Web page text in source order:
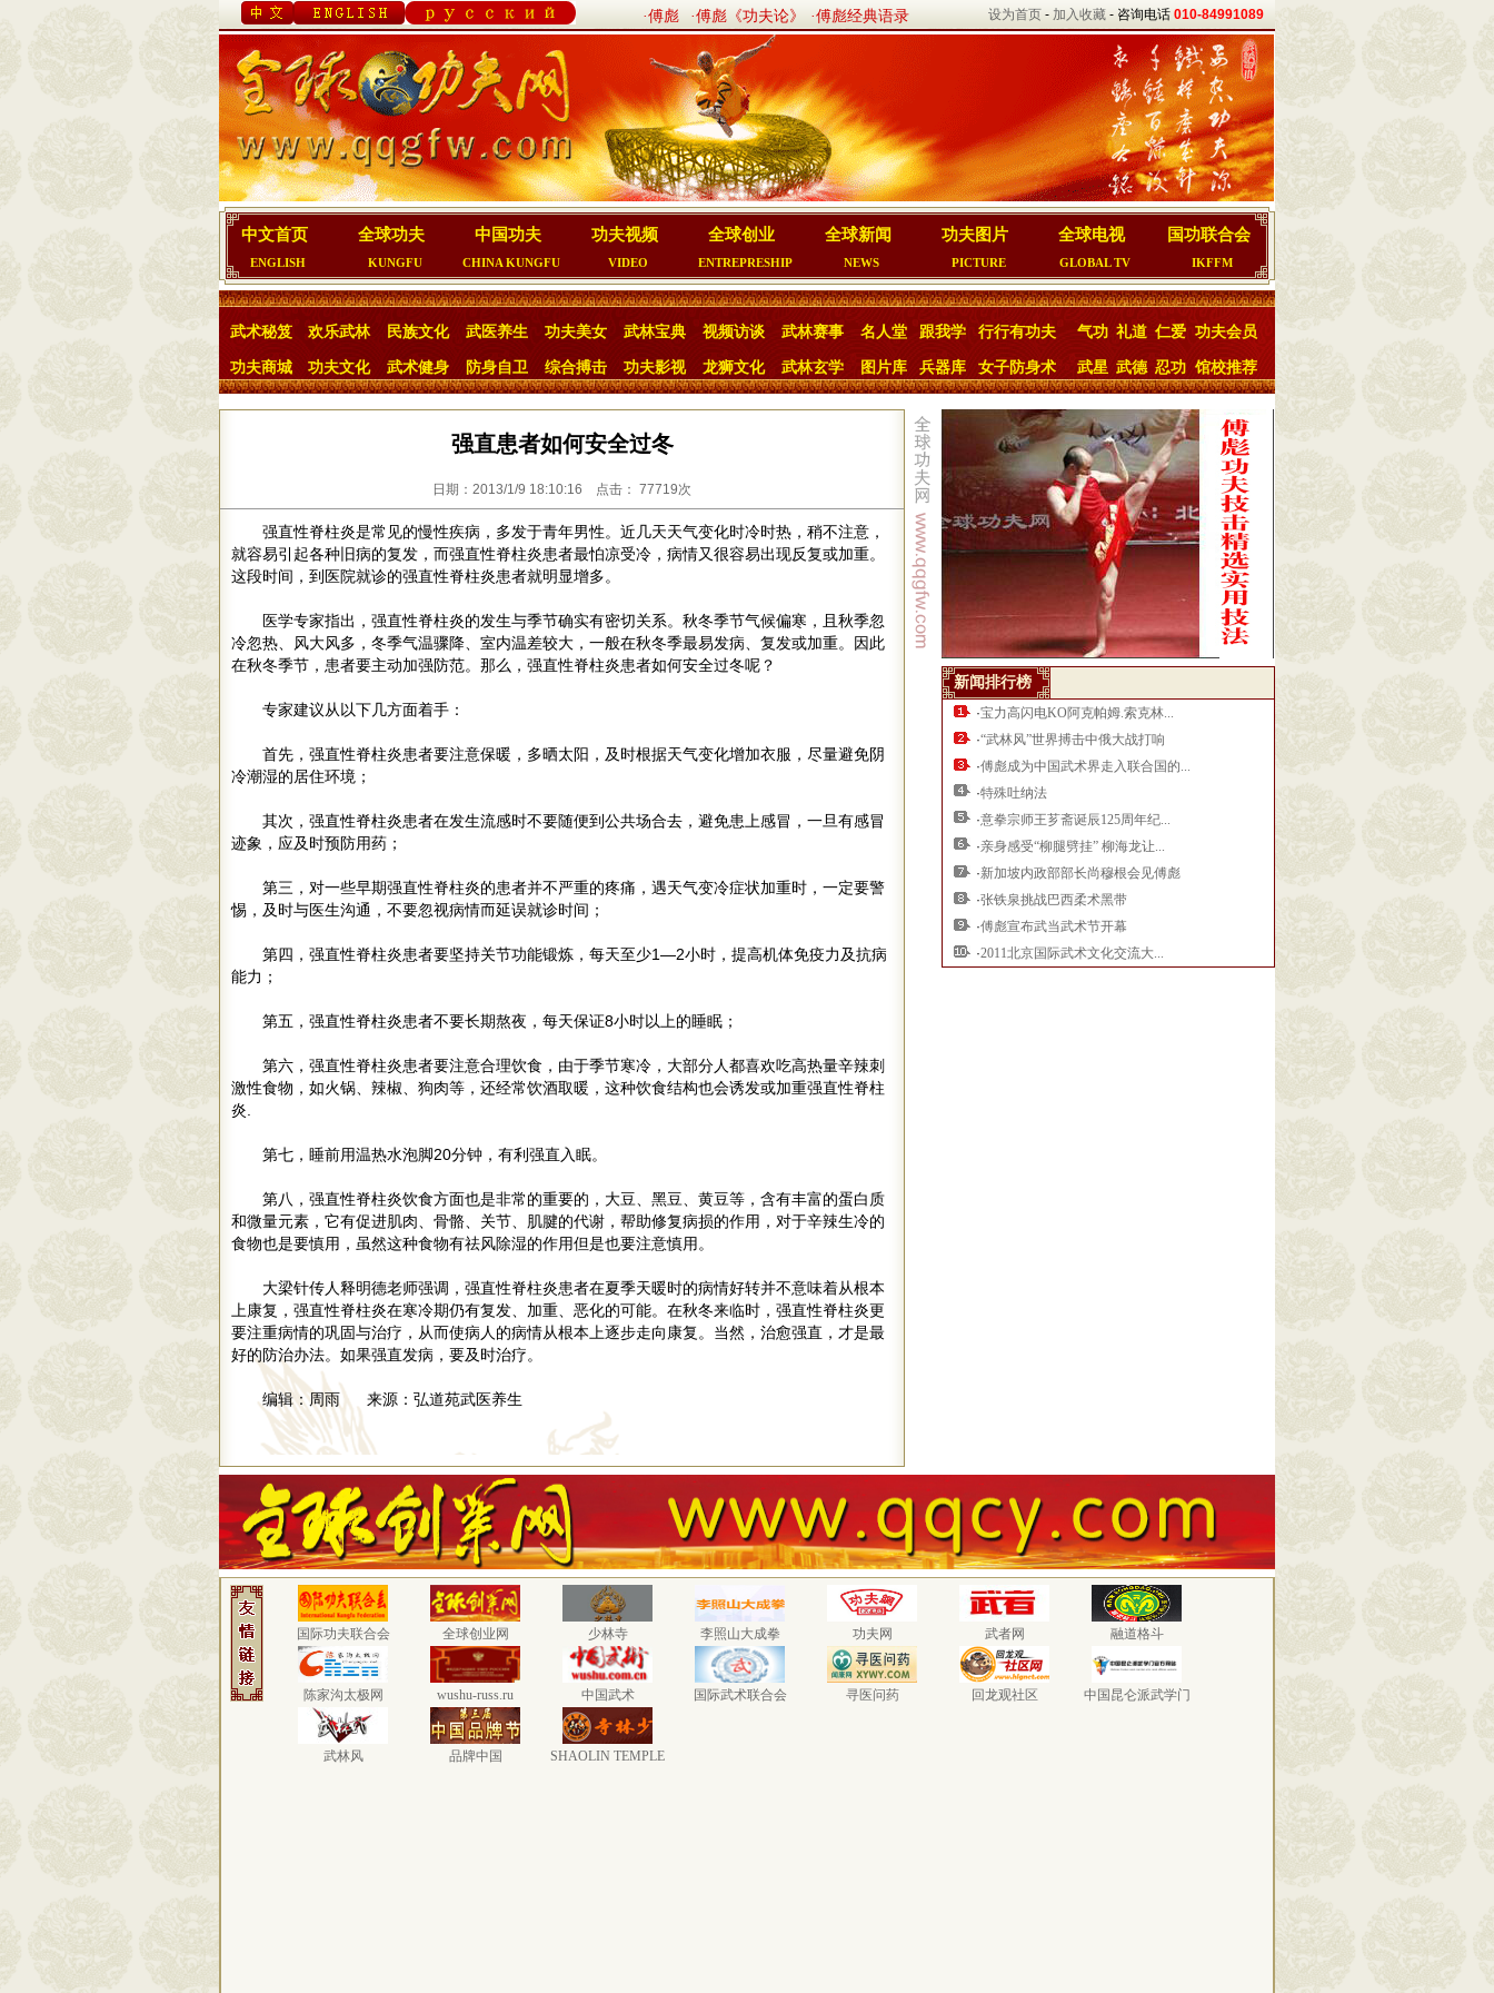
·傅彪 ·傅彪《功夫论》 ·傅彪经典语录 设为首页 - 加入收藏 - 咨询电话 010-84991089
中文首页
ENGLISH
全球功夫
KUNGFU
中国功夫
CHINA KUNGFU
功夫视频
VIDEO
全球创业
ENTREPRESHIP
全球新闻
NEWS
功夫图片
PICTURE
全球电视
GLOBAL TV
国功联合会
IKFFM
武术秘笈 欢乐武林 民族文化 武医养生 功夫美女 武林宝典 视频访谈 武林赛事 名人堂 跟我学 行行有功夫 气功 礼道 仁爱 功夫会员
功夫商城 功夫文化 武术健身 防身自卫 综合搏击 功夫影视 龙狮文化 武林玄学 图片库 兵器库 女子防身术 武星 武德 忍功 馆校推荐
强直患者如何安全过冬
日期：2013/1/9 18:10:16 点击： 77719次
强直性脊柱炎是常见的慢性疾病，多发于青年男性。近几天天气变化时冷时热，稍不注意，
就容易引起各种旧病的复发，而强直性脊柱炎患者最怕凉受冷，病情又很容易出现反复或加重。
这段时间，到医院就诊的强直性脊柱炎患者就明显增多。
医学专家指出，强直性脊柱炎的发生与季节确实有密切关系。秋冬季节气候偏寒，且秋季忽
冷忽热、风大风多，冬季气温骤降、室内温差较大，一般在秋冬季最易发病、复发或加重。因此
在秋冬季节，患者要主动加强防范。那么，强直性脊柱炎患者如何安全过冬呢？
专家建议从以下几方面着手：
首先，强直性脊柱炎患者要注意保暖，多晒太阳，及时根据天气变化增加衣服，尽量避免阴
冷潮湿的居住环境；
其次，强直性脊柱炎患者在发生流感时不要随便到公共场合去，避免患上感冒，一旦有感冒
迹象，应及时预防用药；
第三，对一些早期强直性脊柱炎的患者并不严重的疼痛，遇天气变冷症状加重时，一定要警
惕，及时与医生沟通，不要忽视病情而延误就诊时间；
第四，强直性脊柱炎患者要坚持关节功能锻炼，每天至少1—2小时，提高机体免疫力及抗病
能力；
第五，强直性脊柱炎患者不要长期熬夜，每天保证8小时以上的睡眠；
第六，强直性脊柱炎患者要注意合理饮食，由于季节寒冷，大部分人都喜欢吃高热量辛辣刺
激性食物，如火锅、辣椒、狗肉等，还经常饮酒取暖，这种饮食结构也会诱发或加重强直性脊柱
炎.
第七，睡前用温热水泡脚20分钟，有利强直入眠。
第八，强直性脊柱炎饮食方面也是非常的重要的，大豆、黑豆、黄豆等，含有丰富的蛋白质
和微量元素，它有促进肌肉、骨骼、关节、肌腱的代谢，帮助修复病损的作用，对于辛辣生冷的
食物也是要慎用，虽然这种食物有祛风除湿的作用但是也要注意慎用。
大梁针传人释明德老师强调，强直性脊柱炎患者在夏季天暖时的病情好转并不意味着从根本
上康复，强直性脊柱炎在寒冷期仍有复发、加重、恶化的可能。在秋冬来临时，强直性脊柱炎更
要注重病情的巩固与治疗，从而使病人的病情从根本上逐步走向康复。当然，治愈强直，才是最
好的防治办法。如果强直发病，要及时治疗。
编辑：周雨 来源：弘道苑武医养生
新闻排行榜
·宝力高闪电KO阿克帕姆.索克林...
·“武林风”世界搏击中俄大战打响
·傅彪成为中国武术界走入联合国的...
·特殊吐纳法
·意拳宗师王芗斋诞辰125周年纪...
·亲身感受“柳腿劈挂” 柳海龙让...
·新加坡内政部部长尚穆根会见傅彪
·张铁泉挑战巴西柔术黑带
·傅彪宣布武当武术节开幕
·2011北京国际武术文化交流大...
国际功夫联合会 全球创业网 少林寺 李照山大成拳 功夫网 武者网 融道格斗
陈家沟太极网 wushu-russ.ru 中国武术 国际武术联合会 寻医问药 回龙观社区 中国昆仑派武学门
武林风 品牌中国 SHAOLIN TEMPLE